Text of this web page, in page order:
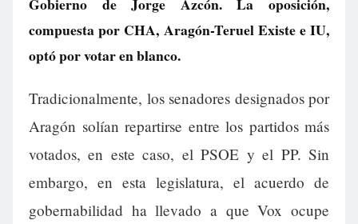
compuesta por CHA, Aragón-Teruel Existe e IU,
optó por votar en blanco.
Tradicionalmente, los senadores designados por
Aragón solían repartirse entre los partidos más
votados, en este caso, el PSOE y el PP. Sin
embargo, en esta legislatura, el acuerdo de
gobernabilidad ha llevado a que Vox ocupe